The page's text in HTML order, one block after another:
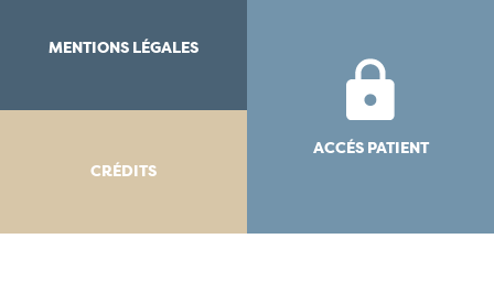
MENTIONS LÉGALES
CRÉDITS
ACCÉS PATIENT